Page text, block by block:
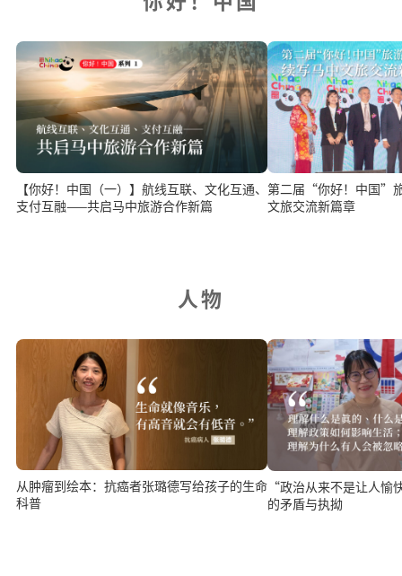
【你好！中国（一）】航线互联、文化互通、
支付互融——共启马中旅游合作新篇
第二届“你好！中国”旅游展
文旅交流新篇章
人物
从肿瘤到绘本：抗癌者张璐德写给孩子的生命
科普
“政治从来不是让人
的矛盾与执拗